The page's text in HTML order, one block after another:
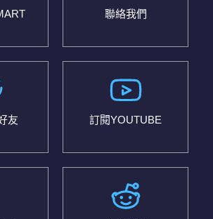
聯絡我們
友 訂閱YOUTUBE